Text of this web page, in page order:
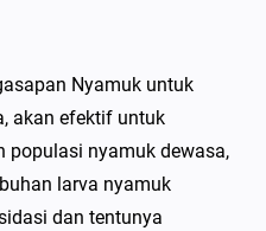
Nyamuk untuk
akan efektif untuk
populasi nyamuk dewasa,
larva nyamuk
dan tentunya